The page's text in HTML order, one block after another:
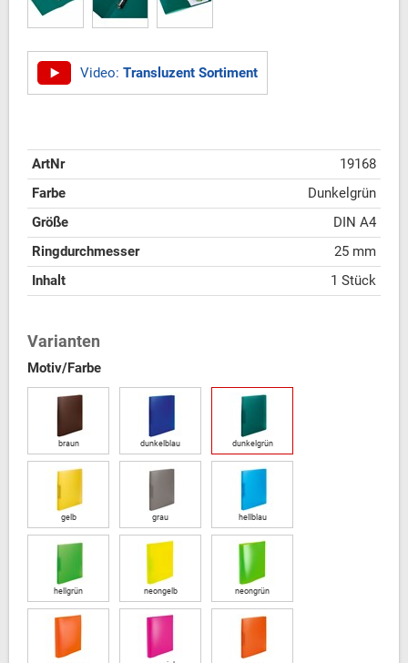
Video: Transluzent Sortiment
ArtNr
19168
Farbe
Dunkelgrün
Größe
DIN A4
Ringdurchmesser
25 mm
Inhalt
1 Stück
Varianten
Motiv/Farbe
braun dunkelblau dunkelgrün
gelb grau hellblau
hellgrün neongelb neongrün